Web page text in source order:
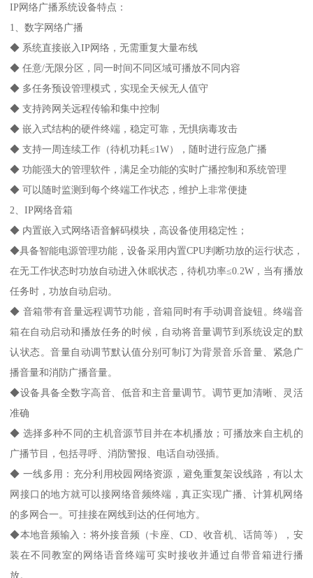
IP网络广播系统设备特点：
1、数字网络广播
◆ 系统直接嵌入IP网络，无需重复大量布线
◆ 任意/无限分区，同一时间不同区域可播放不同内容
◆ 多任务预设管理模式，实现全天候无人值守
◆ 支持跨网关远程传输和集中控制
◆ 嵌入式结构的硬件终端，稳定可靠，无惧病毒攻击
◆ 支持一周连续工作（待机功耗≤1W），随时进行应急广播
◆ 功能强大的管理软件，满足全功能的实时广播控制和系统管理
◆ 可以随时监测到每个终端工作状态，维护上非常便捷
2、IP网络音箱
◆ 内置嵌入式网络语音解码模块，高设备使用稳定性；
◆具备智能电源管理功能，设备采用内置CPU判断功放的运行状态，
在无工作状态时功放自动进入休眠状态，待机功率≤0.2W，当有播放
任务时，功放自动启动。
◆ 音箱带有音量远程调节功能，音箱同时有手动调音旋钮。终端音
箱在自动启动和播放任务的时候，自动将音量调节到系统设定的默
认状态。音量自动调节默认值分别可制订为背景音乐音量、紧急广
播音量和消防广播音量。
◆设备具备全数字高音、低音和主音量调节。调节更加清晰、灵活
准确
◆ 选择多种不同的主机音源节目并在本机播放；可播放来自主机的
广播节目，包括寻呼、消防警报、电话自动强插。
◆ 一线多用：充分利用校园网络资源，避免重复架设线路，有以太
网接口的地方就可以接网络音频终端，真正实现广播、计算机网络
的多网合一。可挂接在网线到达的任何地方。
◆本地音频输入：将外接音频（卡座、CD、收音机、话筒等），安
装在不同教室的网络语音终端可实时接收并通过自带音箱进行播
放。